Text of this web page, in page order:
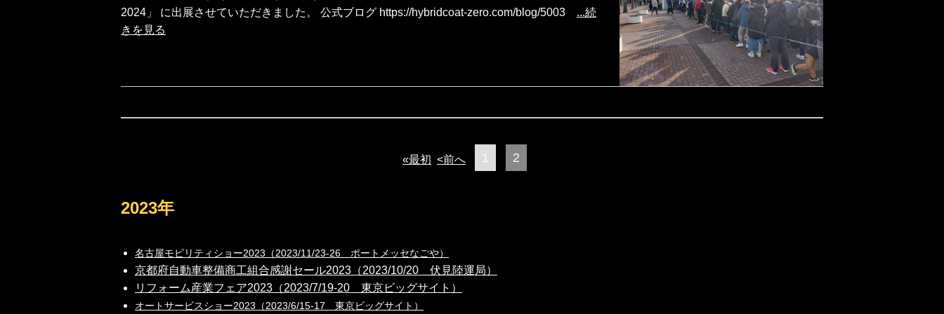
2024」 に出展させていただきました。 公式ブログ https://hybridcoat-zero.com/blog/5003 ...続
きを見る
«最初 <前へ 1 2
2023年
名古屋モビリティショー2023（2023/11/23-26 ポートメッセなごや）
京都府自動車整備商工組合感謝セール2023（2023/10/20 伏見陸運局）
リフォーム産業フェア2023（2023/7/19-20 東京ビッグサイト）
オートサービスショー2023（2023/6/15-17 東京ビッグサイト）